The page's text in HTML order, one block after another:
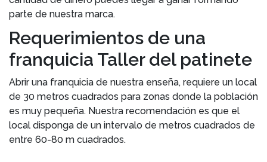
parte de nuestra marca.
Requerimientos de una
franquicia Taller del patinete
Abrir una franquicia de nuestra enseña, requiere un local
de 30 metros cuadrados para zonas donde la población
es muy pequeña. Nuestra recomendación es que el
local disponga de un intervalo de metros cuadrados de
entre 60-80 m cuadrados.